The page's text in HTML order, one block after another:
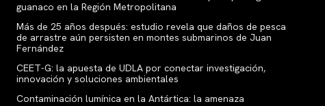
guanaco en la Región Metropolitana
Más de 25 años después: estudio revela que daños de pesca
de arrastre aún persisten en montes submarinos de Juan
Fernández
CEET-G: la apuesta de UDLA por conectar investigación,
innovación y soluciones ambientales
Contaminación lumínica en la Antártica: la amenaza